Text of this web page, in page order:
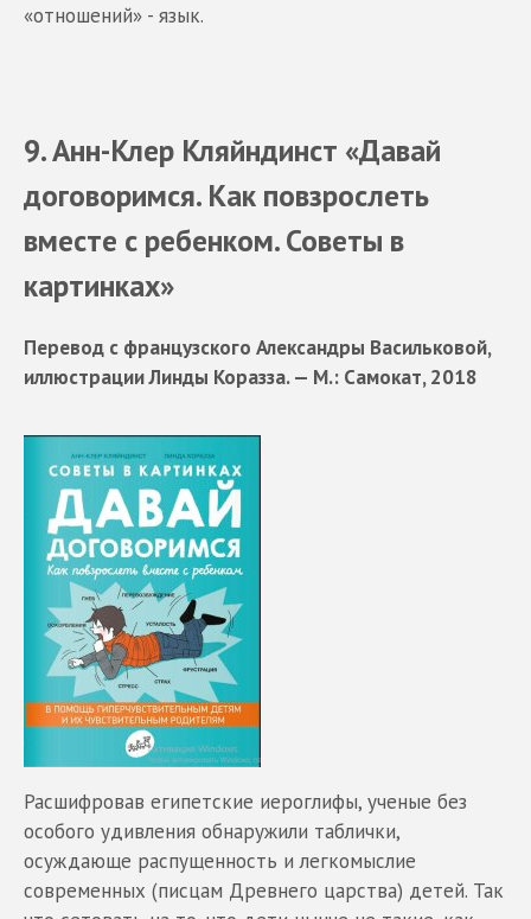
«отношений» - язык.
9. Анн-Клер Кляйндинст «Давай
договоримся. Как повзрослеть
вместе с ребенком. Советы в
картинках»
Перевод с французского Александры Васильковой,
иллюстрации Линды Коразза. — М.: Самокат, 2018
Расшифровав египетские иероглифы, ученые без
особого удивления обнаружили таблички,
осуждающе распущенность и легкомыслие
современных (писцам Древнего царства) детей. Так